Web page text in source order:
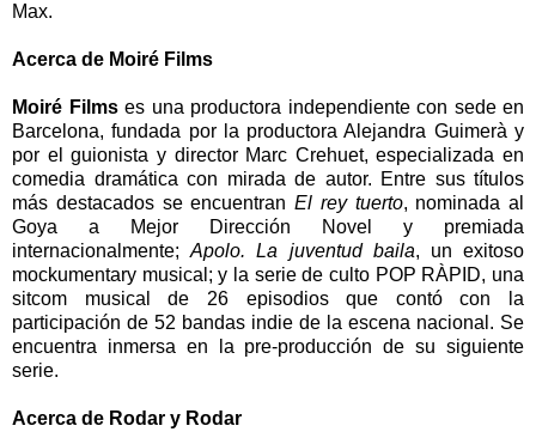
Max.
Acerca de Moiré Films
Moiré Filmses una productora independiente con sede en
Barcelona, fundada por la productora Alejandra Guimerà y
por el guionista y director Marc Crehuet, especializada en
comedia dramática con mirada de autor. Entre sus títulos
más destacados se encuentran El rey tuerto, nominada al
Goya a Mejor Dirección Novel y premiada
internacionalmente;Apolo. La juventud baila, un exitoso
mockumentary musical; y la serie de culto POP RÀPID, una
sitcom musical de 26 episodios que contó con la
participación de 52 bandas indie de la escena nacional. Se
encuentra inmersa en la pre-producción de su siguiente
serie.
Acerca de Rodar y Rodar